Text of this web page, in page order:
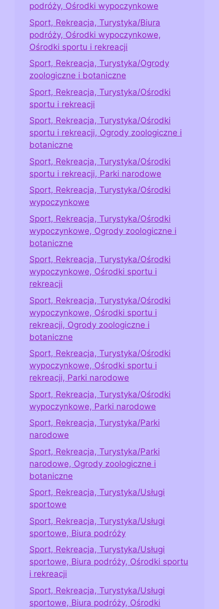
podróży, Ośrodki wypoczynkowe
Sport, Rekreacja, Turystyka/Biura
podróży, Ośrodki wypoczynkowe,
Ośrodki sportu i rekreacji
Sport, Rekreacja, Turystyka/Ogrody
zoologiczne i botaniczne
Sport, Rekreacja, Turystyka/Ośrodki
sportu i rekreacji
Sport, Rekreacja, Turystyka/Ośrodki
sportu i rekreacji, Ogrody zoologiczne i
botaniczne
Sport, Rekreacja, Turystyka/Ośrodki
sportu i rekreacji, Parki narodowe
Sport, Rekreacja, Turystyka/Ośrodki
wypoczynkowe
Sport, Rekreacja, Turystyka/Ośrodki
wypoczynkowe, Ogrody zoologiczne i
botaniczne
Sport, Rekreacja, Turystyka/Ośrodki
wypoczynkowe, Ośrodki sportu i
rekreacji
Sport, Rekreacja, Turystyka/Ośrodki
wypoczynkowe, Ośrodki sportu i
rekreacji, Ogrody zoologiczne i
botaniczne
Sport, Rekreacja, Turystyka/Ośrodki
wypoczynkowe, Ośrodki sportu i
rekreacji, Parki narodowe
Sport, Rekreacja, Turystyka/Ośrodki
wypoczynkowe, Parki narodowe
Sport, Rekreacja, Turystyka/Parki
narodowe
Sport, Rekreacja, Turystyka/Parki
narodowe, Ogrody zoologiczne i
botaniczne
Sport, Rekreacja, Turystyka/Usługi
sportowe
Sport, Rekreacja, Turystyka/Usługi
sportowe, Biura podróży
Sport, Rekreacja, Turystyka/Usługi
sportowe, Biura podróży, Ośrodki sportu
i rekreacji
Sport, Rekreacja, Turystyka/Usługi
sportowe, Biura podróży, Ośrodki